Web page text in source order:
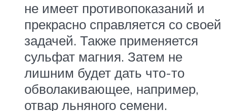
не имеет противопоказаний и
прекрасно справляется со своей
задачей. Также применяется
сульфат магния. Затем не
лишним будет дать что-то
обволакивающее, например,
отвар льняного семени.